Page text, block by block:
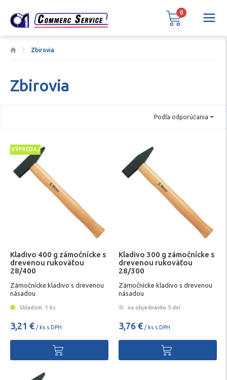
Zbirovia
Zbirovia
Podľa odporúčania
VÝPREDAJ
Kladivo 400 g zámočnícke s
drevenou rukoväťou
28/400
Zámočnícke kladivo s drevenou
násadou
Skladom: 1 ks
3,21 € / ks s DPH
Kladivo 300 g zámočnícke s
drevenou rukoväťou
28/300
Zámočnícke kladivo s drevenou
násadou
na objednávku 5 dní
3,76 € / ks s DPH
0